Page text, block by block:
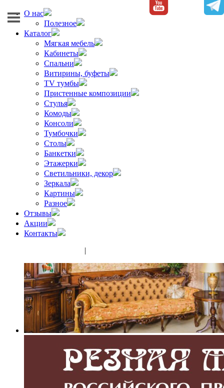
О нас
Полезное
Каталог
Мягкая мебель
Кабинеты
Спальни
Витирины, буфеты
TV тумбы
Пристенные композиции
Стулья
Комоды
Консоли
Тумбочки
Столы
Банкетки
Этажерки
Светильники, декор
Зеркала
Картины
Разное
Отзывы
Акции
Контакты
|